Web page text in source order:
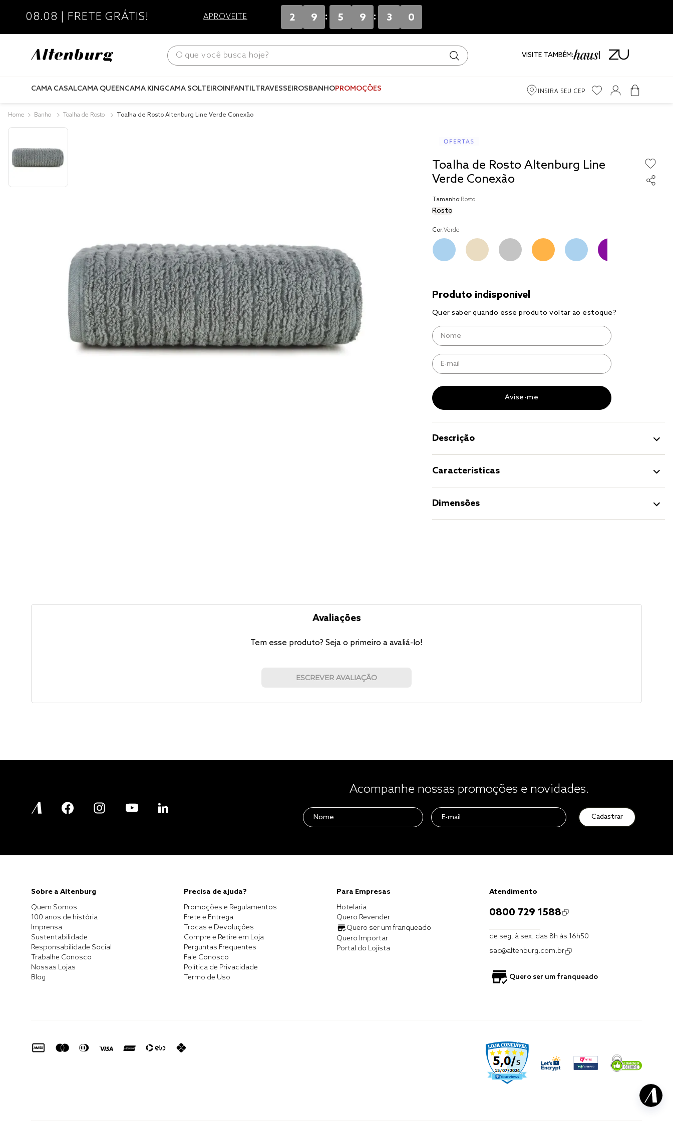
08.08 | FRETE GRÁTIS! APROVEITE 2 9 : 5 9 : 3 0
O que você busca hoje?
VISITE TAMBÉM:
CAMA CASALCAMA QUEENCAMA KINGCAMA SOLTEIROINFANTILTRAVESSEIROSBANHOPROMOÇÕES INSIRA SEU CEP
Banho Toalha de Rosto Toalha de Rosto Altenburg Line Verde Conexão
Toalha de Rosto Altenburg Line
Verde Conexão
Tamanho: Rosto
Rosto
Cor:Verde
Descrição
Características
Dimensões
Avaliações
Tem esse produto? Seja o primeiro a avaliá-lo!
ESCREVER AVALIAÇÃO
Acompanhe nossas promoções e novidades.
Cadastrar
Sobre a Altenburg
Quem Somos
100 anos de história
Imprensa
Sustentabilidade
Responsabilidade Social
Trabalhe Conosco
Nossas Lojas
Blog
Precisa de ajuda?
Promoções e Regulamentos
Frete e Entrega
Trocas e Devoluções
Compre e Retire em Loja
Perguntas Frequentes
Fale Conosco
Política de Privacidade
Termo de Uso
Para Empresas
Hotelaria
Quero Revender
Quero ser um franqueado
Quero Importar
Portal do Lojista
Atendimento
0800 729 1588
de seg. à sex. das 8h às 16h50
sac@altenburg.com.br
Quero ser um franqueado
travesseiro
tencel
cobre leito
cobertor